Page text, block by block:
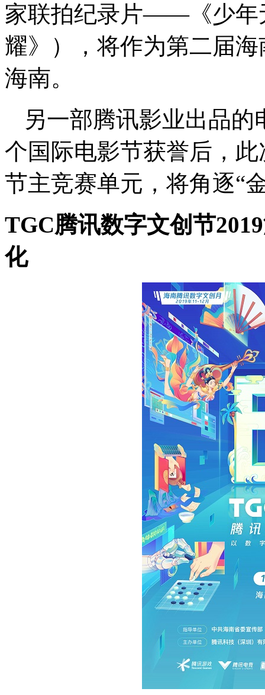
家联拍纪录片——《少年
耀》），将作为第二届
海南。
另一部腾讯影业出品
个国际电影节获誉后，
节主竞赛单元，将角逐“
TGC腾讯数字文创节
化